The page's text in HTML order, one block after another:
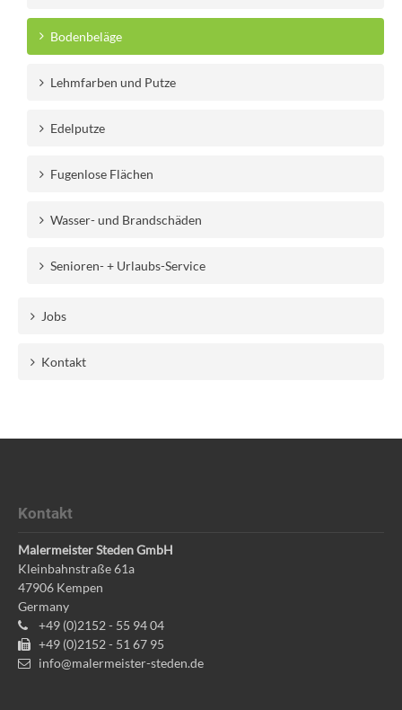
Bodenbeläge
Lehmfarben und Putze
Edelputze
Fugenlose Flächen
Wasser- und Brandschäden
Senioren- + Urlaubs-Service
Jobs
Kontakt
Kontakt
Malermeister Steden GmbH
Kleinbahnstraße 61a
47906 Kempen
Germany
+49 (0)2152 - 55 94 04
+49 (0)2152 - 51 67 95
info@malermeister-steden.de